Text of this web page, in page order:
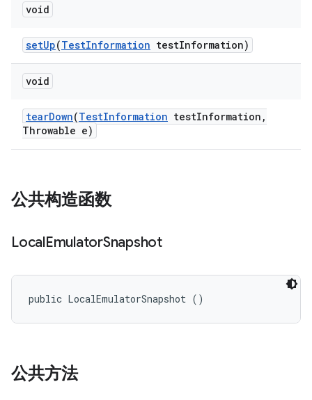
void
setUp(TestInformation testInformation)
void
tearDown(TestInformation testInformation ,
Throwable e)
公共构造函数
LocalEmulatorSnapshot
public LocalEmulatorSnapshot ()
公共方法